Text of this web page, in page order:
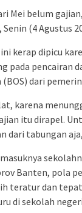
Mei belum
(4 Agustus
kerap dipicu
pada pencairan
dari
karena
itu dirapel.
dari tabungan
Banten, pola
teratur dan
di sekolah